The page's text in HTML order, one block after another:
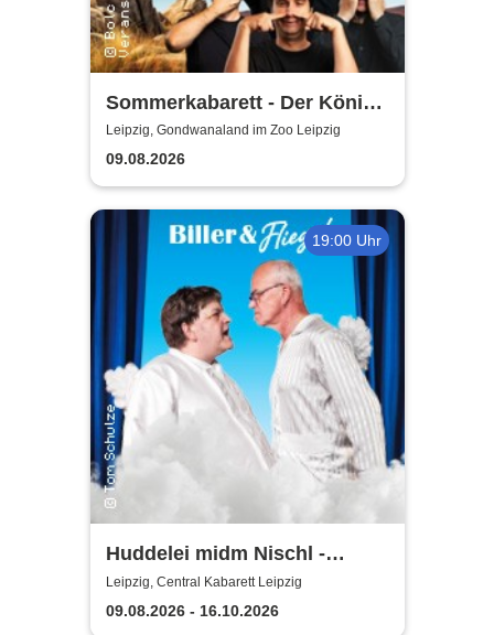
Sommerkabarett - Der König
der Blöden 2 | Central
Kabarett Leipzig
Leipzig, Gondwanaland im Zoo Leipzig
09.08.2026
19:00 Uhr
Huddelei midm Nischl -
Central Kabarett Leipzig
Leipzig, Central Kabarett Leipzig
09.08.2026 - 16.10.2026